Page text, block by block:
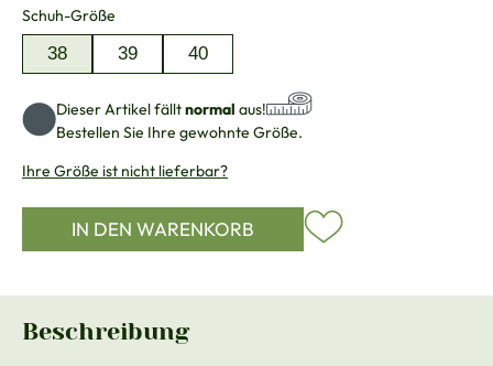
Schuh-Größe
38 39 40
Dieser Artikel fälltnormal aus!
Bestellen Sie Ihre gewohnte Größe.
Ihre Größe ist nicht lieferbar?
IN DEN WARENKORB
Beschreibung